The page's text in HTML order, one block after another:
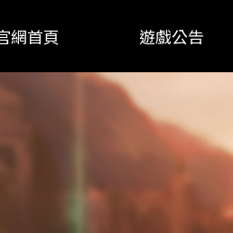
網首頁 遊戲公告